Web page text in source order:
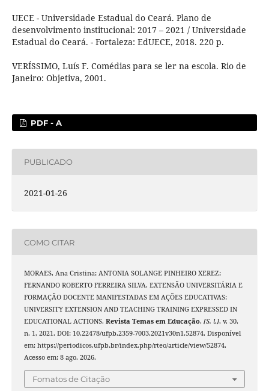
UECE - Universidade Estadual do Ceará. Plano de
desenvolvimento institucional: 2017 – 2021 / Universidade
Estadual do Ceará. - Fortaleza: EdUECE, 2018. 220 p.
VERÍSSIMO, Luís F. Comédias para se ler na escola. Rio de
Janeiro: Objetiva, 2001.
PDF - A
PUBLICADO
2021-01-26
COMO CITAR
MORAES, Ana Cristina; ANTONIA SOLANGE PINHEIRO XEREZ;
FERNANDO ROBERTO FERREIRA SILVA. EXTENSÃO UNIVERSITÁRIA E
FORMAÇÃO DOCENTE MANIFESTADAS EM AÇÕES EDUCATIVAS:
UNIVERSITY EXTENSION AND TEACHING TRAINING EXPRESSED IN
EDUCATIONAL ACTIONS. Revista Temas em Educação, [S. l.], v. 30,
n. 1, 2021. DOI: 10.22478/ufpb.2359-7003.2021v30n1.52874. Disponível
em: https://periodicos.ufpb.br/index.php/rteo/article/view/52874.
Acesso em: 8 ago. 2026.
Fomatos de Citação